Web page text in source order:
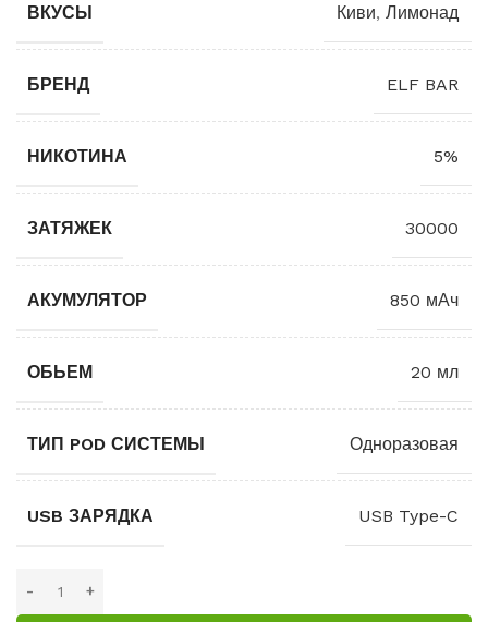
ВКУСЫ Киви, Лимонад
БРЕНД ELF BAR
НИКОТИНА 5%
ЗАТЯЖЕК 30000
АКУМУЛЯТОР 850 мАч
ОБЬЕМ 20 мл
ТИП POD СИСТЕМЫ Одноразовая
USB ЗАРЯДКА USB Type-C